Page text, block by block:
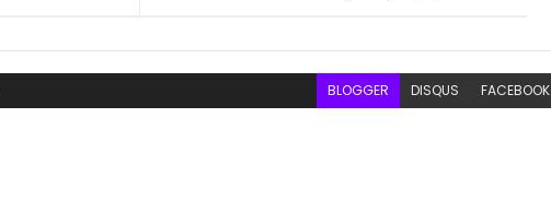
BLOGGER DISQUS FACEBOOK